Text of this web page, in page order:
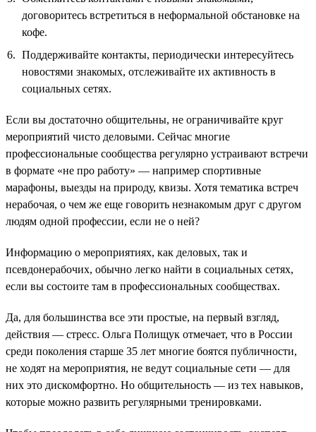
договоритесь встретиться в неформальной обстановке на
кофе.
Поддерживайте контакты, периодически интересуйтесь
новостями знакомых, отслеживайте их активность в
социальных сетях.
Если вы достаточно общительны, не ограничивайте круг
мероприятий чисто деловыми. Сейчас многие
профессиональные сообщества регулярно устраивают встречи
в формате «не про работу» — например спортивные
марафоны, выезды на природу, квизы. Хотя тематика встреч
нерабочая, о чем же еще говорить незнакомым друг с другом
людям одной профессии, если не о ней?
Информацию о мероприятиях, как деловых, так и
псевдонерабочих, обычно легко найти в социальных сетях,
если вы состоите там в профессиональных сообществах.
Да, для большинства все эти простые, на первый взгляд,
действия — стресс. Ольга Полищук отмечает, что в России
среди поколения старше 35 лет многие боятся публичности,
не ходят на мероприятия, не ведут социальные сети — для
них это дискомфортно. Но общительность — из тех навыков,
которые можно развить регулярными тренировками.